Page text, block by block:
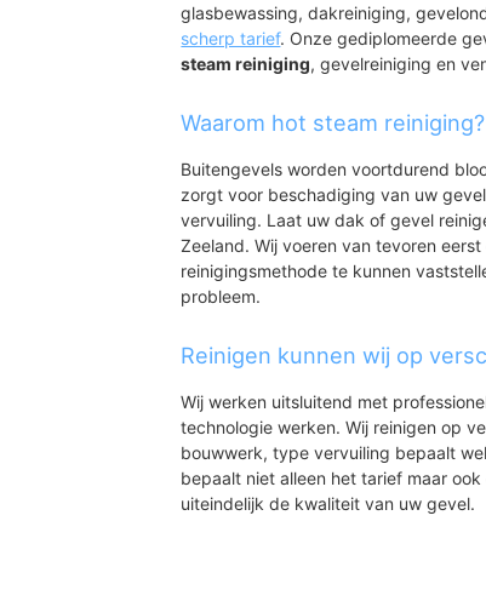
glasbewassing, dakreiniging,
scherp tarief. Onze gediplomeerde
steam reiniging, gevelreiniging en
Waarom hot steam reiniging?
Buitengevels worden voortdurend
zorgt voor beschadiging van uw
vervuiling. Laat uw dak of gevel
Zeeland. Wij voeren van tevoren
reinigingsmethode te kunnen
probleem.
Reinigen kunnen wij op
Wij werken uitsluitend met
technologie werken. Wij reinigen op
bouwwerk, type vervuiling bepaalt
bepaalt niet alleen het tarief maar
uiteindelijk de kwaliteit van uw gevel.